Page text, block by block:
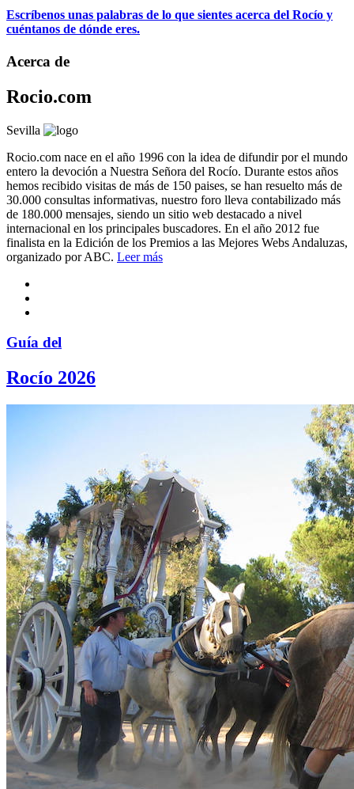
Escríbenos unas palabras de lo que sientes acerca del Rocío y
cuéntanos de dónde eres.
Acerca de
Rocio.com
Sevilla
Rocio.com nace en el año 1996 con la idea de difundir por el mundo
entero la devoción a Nuestra Señora del Rocío. Durante estos años
hemos recibido visitas de más de 150 paises, se han resuelto más de
30.000 consultas informativas, nuestro foro lleva contabilizado más
de 180.000 mensajes, siendo un sitio web destacado a nivel
internacional en los principales buscadores. En el año 2012 fue
finalista en la Edición de los Premios a las Mejores Webs Andaluzas,
organizado por ABC. Leer más
Guía del
Rocío 2026